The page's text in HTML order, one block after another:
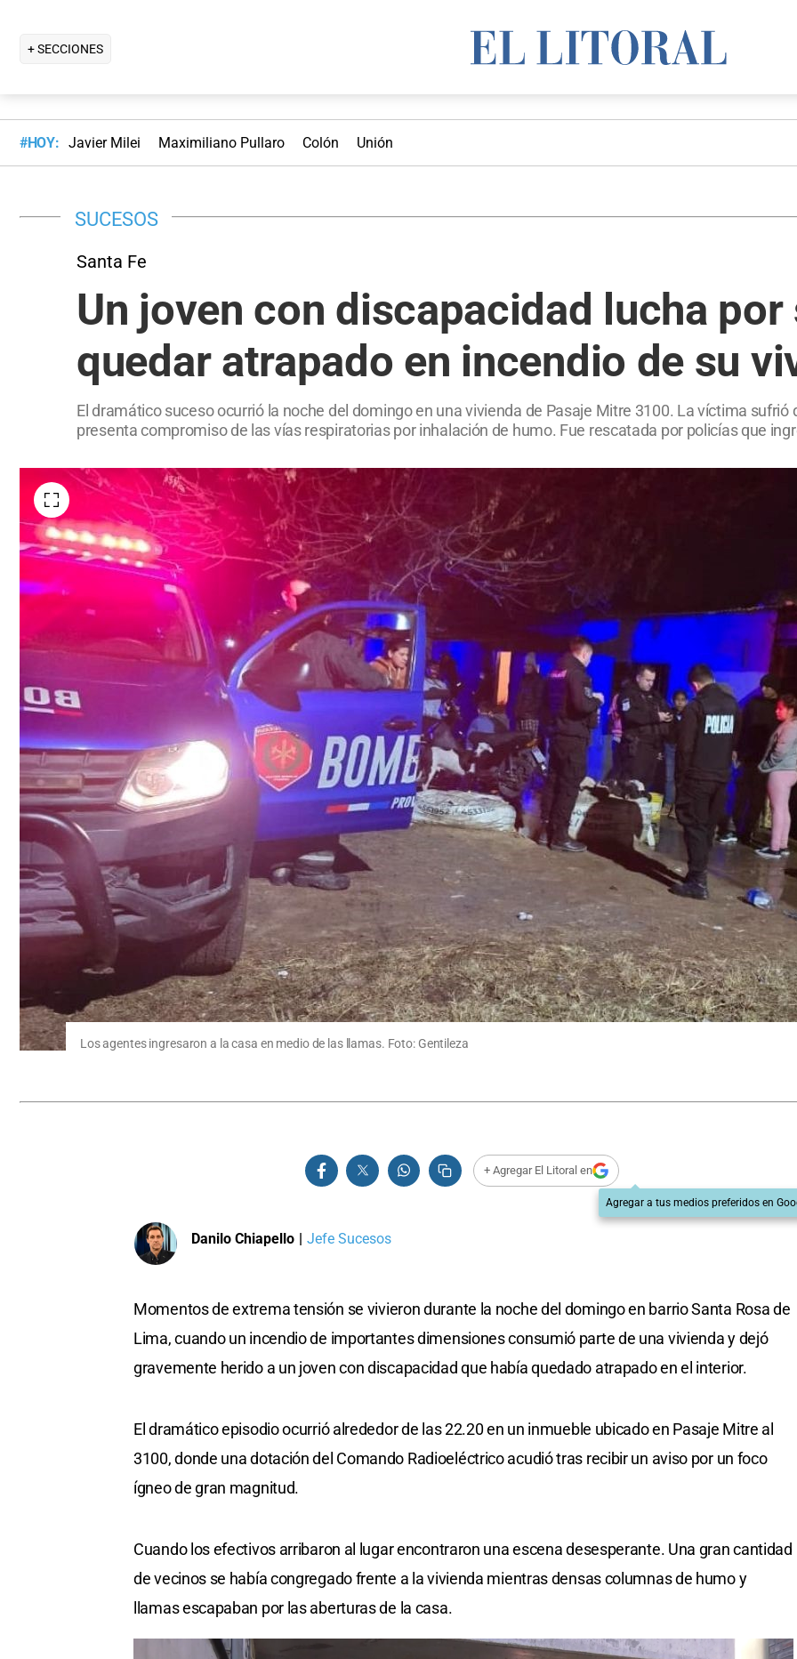
+ SECCIONES
#HOY: Javier Milei Maximiliano Pullaro Colón Unión
SUCESOS
Santa Fe
Un joven con discapacidad lucha
quedar atrapado en incendio de su
El dramático suceso ocurrió la noche del domingo en una vivienda de Pasaje Mitre 3100. La víctima
presenta compromiso de las vías respiratorias por inhalación de humo. Fue rescatada por policías que
Los agentes ingresaron a la casa en medio de las llamas. Foto: Gentileza
+ Agregar El Litoral en
Agregar a tus medios preferidos en
Danilo Chiapello | Jefe Sucesos
Momentos de extrema tensión se vivieron durante la noche del domingo en barrio Santa Rosa de
Lima, cuando un incendio de importantes dimensiones consumió parte de una vivienda y dejó
gravemente herido a un joven con discapacidad que había quedado atrapado en el interior.
El dramático episodio ocurrió alrededor de las 22.20 en un inmueble ubicado en Pasaje Mitre al
3100, donde una dotación del Comando Radioeléctrico acudió tras recibir un aviso por un foco
ígneo de gran magnitud.
Cuando los efectivos arribaron al lugar encontraron una escena desesperante. Una gran cantidad
de vecinos se había congregado frente a la vivienda mientras densas columnas de humo y
llamas escapaban por las aberturas de la casa.